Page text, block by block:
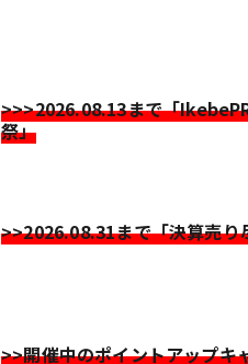
>>>2026.08.13まで「
祭」
>>2026.08.31まで「決算売り
>>開催中のポイントアップキ